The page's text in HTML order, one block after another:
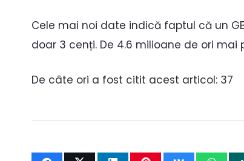
Cele mai noi date indică faptul că un
doar 3 cenți. De 4.6 milioane de ori mai
De câte ori a fost citit acest articol: 37